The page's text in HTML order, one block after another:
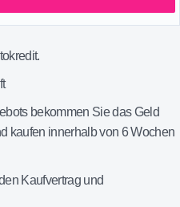
bekommen Sie das Geld
kaufen innerhalb von 6 Wochen
Kaufvertrag und